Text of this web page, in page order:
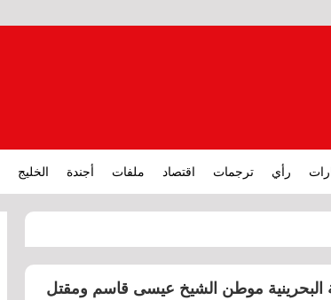
رأي ترجمات اقتصاد ملفات أجندة الخليج
البحرينية موطن الشيخ عيسى قاسم ومقتل